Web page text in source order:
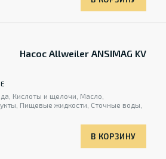
Насос Allweiler ANSIMAG KV
Кислоты и щелочи, Масло,
Пищевые жидкости, Сточные воды,
В КОРЗИНУ